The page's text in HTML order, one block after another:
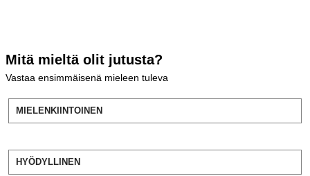
Mitä mieltä olit jutusta?
Vastaa ensimmäisenä mieleen tuleva
MIELENKIINTOINEN
HYÖDYLLINEN